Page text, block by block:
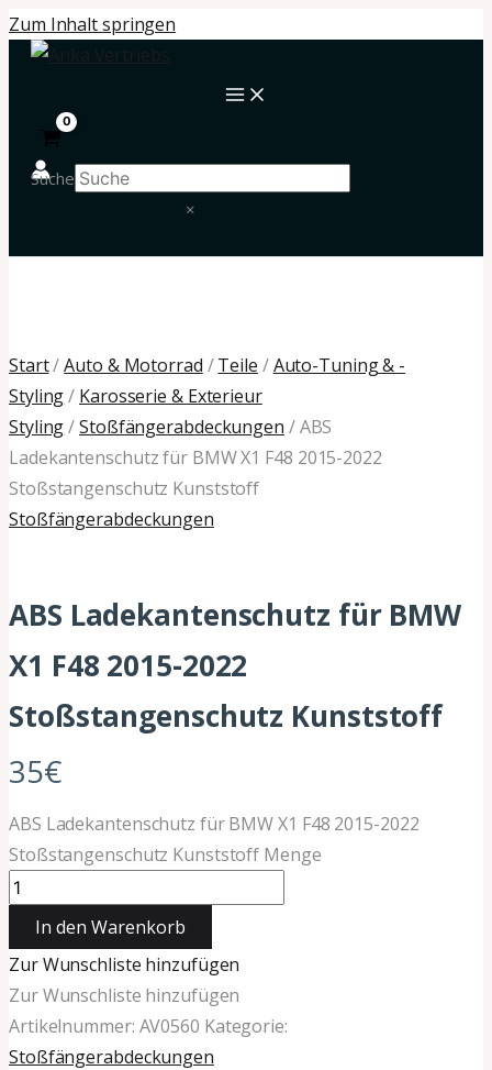
Zum Inhalt springen
Suche
×
Start/Auto & Motorrad /Teile /Auto-Tuning & -
Styling/ Karosserie & Exterieur
Styling/Stoßfängerabdeckungen / ABS
Ladekantenschutz für BMW X1 F48 2015-2022
Stoßstangenschutz Kunststoff
Stoßfängerabdeckungen
ABS Ladekantenschutz für BMW
X1 F48 2015-2022
Stoßstangenschutz Kunststoff
35€
ABS Ladekantenschutz für BMW X1 F48 2015-2022
Stoßstangenschutz Kunststoff Menge
In den Warenkorb
Zur Wunschliste hinzufügen
Zur Wunschliste hinzufügen
Artikelnummer: AV0560 Kategorie:
Stoßfängerabdeckungen